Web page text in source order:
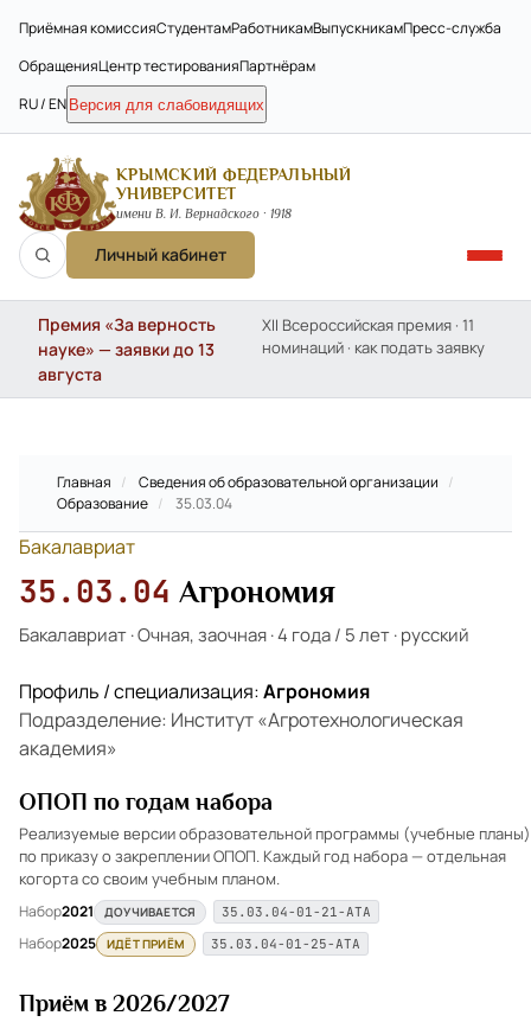
Приёмная комиссияСтудентамРаботникамВыпускникамПресс-служба
ОбращенияЦентр тестированияПартнёрам
RU / EN Версия для слабовидящих
КРЫМСКИЙ ФЕДЕРАЛЬНЫЙ
УНИВЕРСИТЕТ
имени В. И. Вернадского · 1918
Личный кабинет
Премия «За верность
науке» — заявки до 13
августа
XII Всероссийская премия · 11
номинаций · как подать заявку
Главная / Сведения об образовательной организации /
Образование / 35.03.04
Бакалавриат
35.03.04 Агрономия
Бакалавриат·Очная, заочная·4 года / 5 лет·русский
Профиль / специализация:Агрономия
Подразделение: Институт «Агротехнологическая
академия»
ОПОП по годам набора
Реализуемые версии образовательной программы (учебные планы)
по приказу о закреплении ОПОП. Каждый год набора — отдельная
когорта со своим учебным планом.
Набор2021 ДОУЧИВАЕТСЯ 35.03.04-01-21-АТА
Набор2025 ИДЁТ ПРИЁМ 35.03.04-01-25-АТА
Приём в 2026/2027